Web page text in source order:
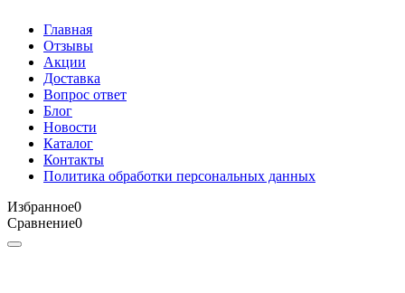
Главная
Отзывы
Акции
Доставка
Вопрос ответ
Блог
Новости
Каталог
Контакты
Политика обработки персональных данных
Избранное0
Сравнение0